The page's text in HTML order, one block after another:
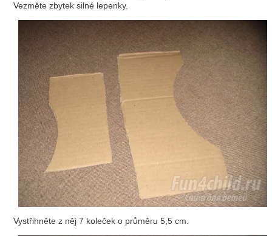
Vezměte zbytek silné lepenky.
Vystřihněte z něj 7 koleček o průměru 5,5 cm.